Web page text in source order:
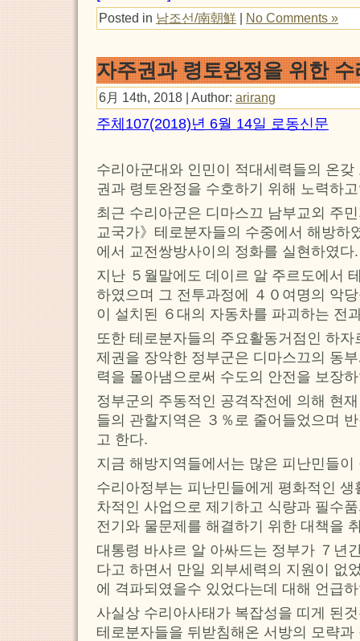
Posted in 남조선/南朝鮮 No Comments »
자주권과 령토완정을 위한
6月 14th, 2018 | Author: arirang
주체107(2018)년 6월 14일 로동신문
수리아군대와 인민이 적대세력들의 온
권과 령토완정을 수호하기 위해 노력하
최근 수리아군은 디마스끄 남부교외 주
교국가》테로분자들의 수중에서 해방하
에서 교전쌍방사이의 정화를 실현하였다.
지난 ５월말에도 데이르 알 주르도에서
하였으며 그 전투과정에 ４０여명의 악
이 설치된 ６대의 자동차를 파괴하는 전
또한 테로분자들의 주요활동거점인 하
제권을 장악한 정부군은 디마스끄의 동
력을 몰아냄으로써 수도의 안전을 보장
정부군의 주동적인 공격작전에 의해 현
들의 관할지역은 ３％로 줄어들었으며
고 한다.
지금 해방지역들에서는 많은 피난민들
수리아정부는 피난민들에게 평화적인
차적인 사업으로 제기하고 식량과 필수
전기와 물문제를 해결하기 위한 대책을
대통령 바샤르 알 아싸드는 정부가 ７년
다고 하면서 만일 외부세력의 지원이 없
에 격파되였을수 있었다는데 대해 언급
사실상 수리아사태가 복잡성을 띠게 된
테로분자들을 뒤받침해온 서방의 모략